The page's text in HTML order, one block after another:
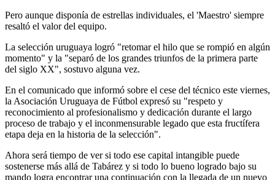
Pero aunque disponía de estrellas individuales, el 'Maestro' siempre
resaltó el valor del equipo.
La selección uruguaya logró "retomar el hilo que se rompió en algún
momento" y la "separó de los grandes triunfos de la primera parte
del siglo XX", sostuvo alguna vez.
En el comunicado que informó sobre el cese del técnico este viernes,
la Asociación Uruguaya de Fútbol expresó su "respeto y
reconocimiento al profesionalismo y dedicación durante el largo
proceso de trabajo y el inconmensurable legado que esta fructífera
etapa deja en la historia de la selección".
Ahora será tiempo de ver si todo ese capital intangible puede
sostenerse más allá de Tabárez y si todo lo bueno logrado bajo su
mando logra encontrar una continuación con la llegada de un nuevo